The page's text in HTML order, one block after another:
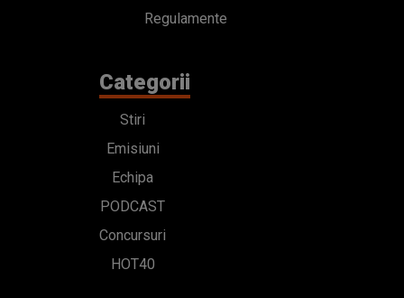
Regulamente
Categorii
Stiri
Emisiuni
Echipa
PODCAST
Concursuri
HOT40